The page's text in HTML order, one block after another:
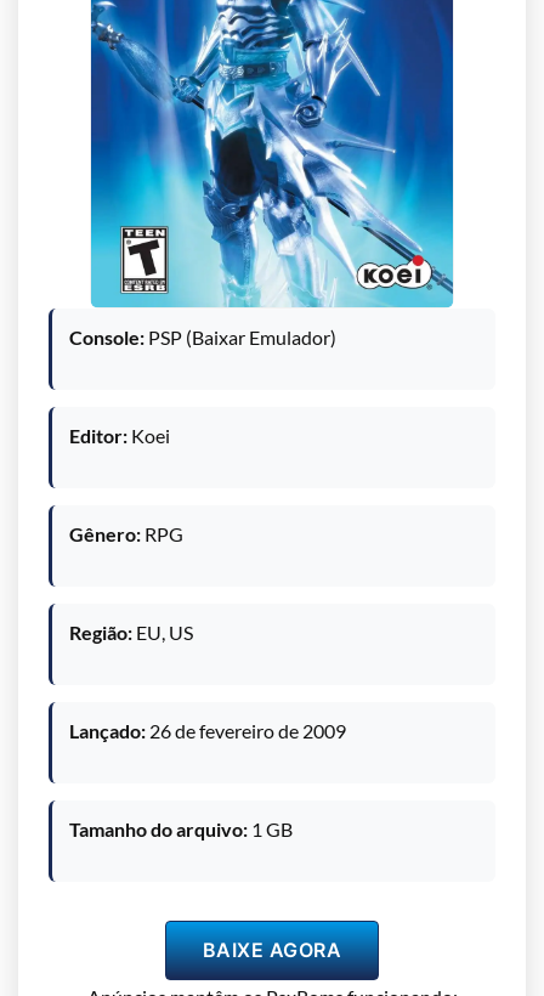
Console: PSP (Baixar Emulador)
Editor: Koei
Gênero: RPG
Região: EU, US
Lançado: 26 de fevereiro de 2009
Tamanho do arquivo: 1 GB
BAIXE AGORA